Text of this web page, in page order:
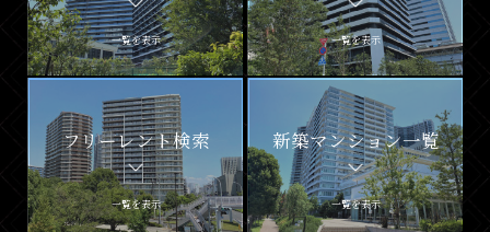
一覧を表示 一覧を表示
フリーレント検索
一覧を表示
新築マンション一覧
一覧を表示